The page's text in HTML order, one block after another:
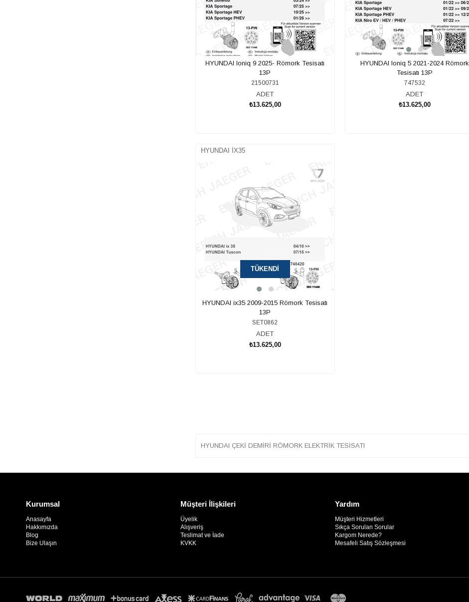
HYUNDAI Ioniq 9 2025- Römork Tesisatı
13P
21500731
ADET
₺13.625,00
HYUNDAI Ioniq 5 2021-2024 Römork
Tesisatı 13P
747532
ADET
₺13.625,00
HYUNDAI İX35
TÜKENDI
HYUNDAI ix35 2009-2015 Römork Tesisatı
13P
SET0862
ADET
₺13.625,00
HYUNDAI ÇEKİ DEMİRİ RÖMORK ELEKTRİK TESİSATI
Kurumsal
Anasayfa
Hakkımızda
Blog
Bize Ulaşın
Müşteri İlişkileri
Üyelik
Alışveriş
Teslimat ve İade
KVKK
Yardım
Müşteri Hizmetleri
Sıkça Sorulan Sorular
Kargom Nerede?
Mesafeli Satış Sözleşmesi